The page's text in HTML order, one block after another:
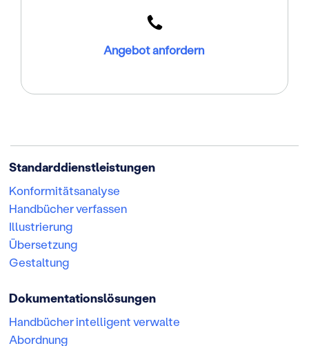
Angebot anfordern
Standarddienstleistungen
Konformitätsanalyse
Handbücher verfassen
Illustrierung
Übersetzung
Gestaltung
Dokumentationslösungen
Handbücher intelligent verwalte
Abordnung